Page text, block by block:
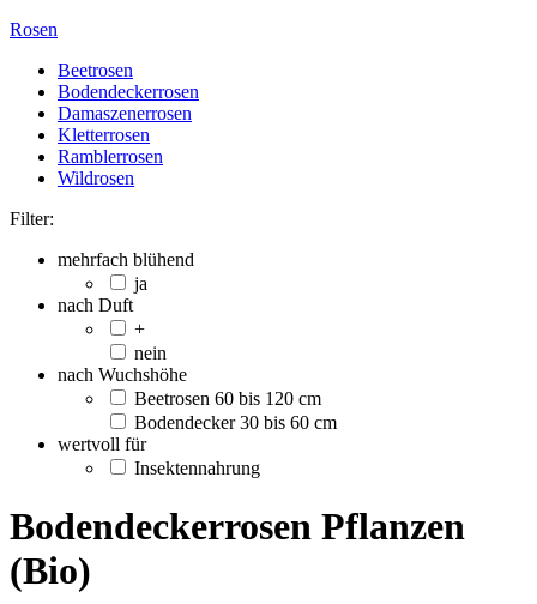
Rosen
Beetrosen
Bodendeckerrosen
Damaszenerrosen
Kletterrosen
Ramblerrosen
Wildrosen
Filter:
mehrfach blühend
ja
nach Duft
+
nein
nach Wuchshöhe
Beetrosen 60 bis 120 cm
Bodendecker 30 bis 60 cm
wertvoll für
Insektennahrung
Bodendeckerrosen Pflanzen
(Bio)